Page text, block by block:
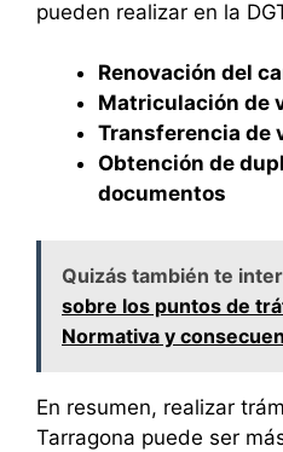
pueden realizar en la
Renovación del
Matriculación de
Transferencia de
Obtención de
documentos
Quizás también te
sobre los puntos de
Normativa y
En resumen, realizar
Tarragona puede ser